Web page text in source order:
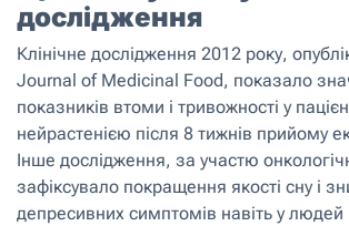
дослідження
Клінічне дослідження 2012 року,
Journal of Medicinal Food, показало
показників втоми і тривожності у
нейрастенією після 8 тижнів прийому
Інше дослідження, за участю
зафіксувало покращення якості сну і
депресивних симптомів навіть у людей